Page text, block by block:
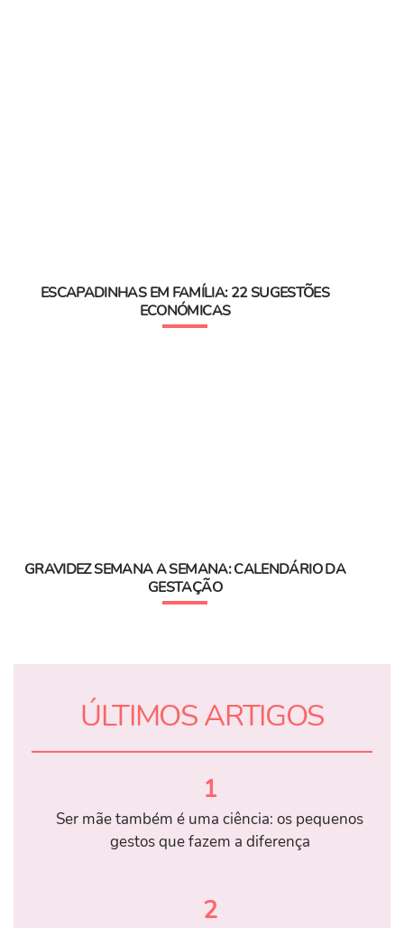
ESCAPADINHAS EM FAMÍLIA: 22 SUGESTÕES
ECONÓMICAS
GRAVIDEZ SEMANA A SEMANA: CALENDÁRIO DA
GESTAÇÃO
ÚLTIMOS ARTIGOS
1
Ser mãe também é uma ciência: os pequenos
gestos que fazem a diferença
2